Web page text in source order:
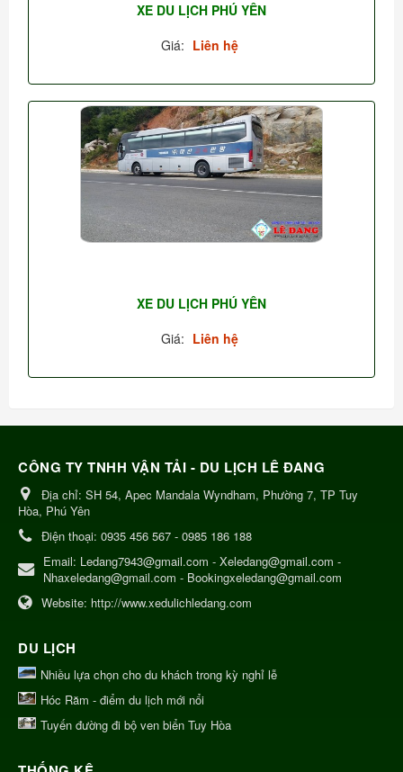
XE DU LỊCH PHÚ YÊN
Giá: Liên hệ
XE DU LỊCH PHÚ YÊN
Giá: Liên hệ
CÔNG TY TNHH VẬN TẢI - DU LỊCH LÊ ĐANG
Địa chỉ: SH 54, Apec Mandala Wyndham, Phường 7, TP Tuy
Hòa, Phú Yên
Điện thoại: 0935 456 567 - 0985 186 188
Email: Ledang7943@gmail.com - Xeledang@gmail.com -
Nhaxeledang@gmail.com - Bookingxeledang@gmail.com
Website: http://www.xedulichledang.com
DU LỊCH
Nhiều lựa chọn cho du khách trong kỳ nghỉ lễ
Hóc Răm - điểm du lịch mới nổi
Tuyến đường đi bộ ven biển Tuy Hòa